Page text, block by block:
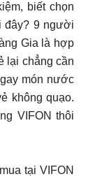
biết chọn
đây? 9 người
Gia là hợp
lại chẳng cần
món nước
không quạo.
VIFON thôi
tại VIFON